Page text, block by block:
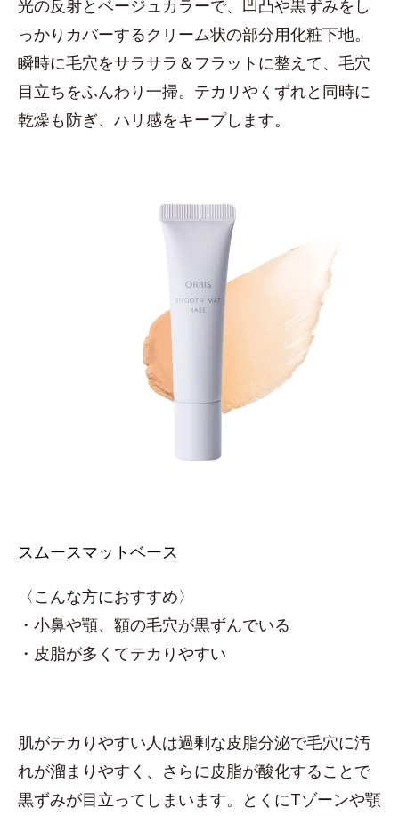
光の反射とベージュカラーで、凹凸や黒ずみをし
っかりカバーするクリーム状の部分用化粧下地。
瞬時に毛穴をサラサラ＆フラットに整えて、毛穴
目立ちをふんわり一掃。テカリやくずれと同時に
乾燥も防ぎ、ハリ感をキープします。
スムースマットベース
〈こんな方におすすめ〉
・小鼻や顎、額の毛穴が黒ずんでいる
・皮脂が多くてテカりやすい
肌がテカりやすい人は過剰な皮脂分泌で毛穴に汚
れが溜まりやすく、さらに皮脂が酸化することで
黒ずみが目立ってしまいます。とくにTゾーンや顎